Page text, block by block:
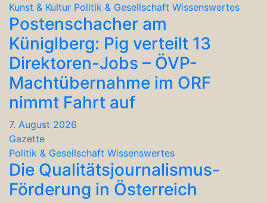
Kunst & Kultur Politik & Gesellschaft Wissenswertes
Postenschacher am
Küniglberg: Pig verteilt 13
Direktoren-Jobs – ÖVP-
Machtübernahme im ORF
nimmt Fahrt auf
7. August 2026
Gazette
Politik & Gesellschaft Wissenswertes
Die Qualitätsjournalismus-
Förderung in Österreich